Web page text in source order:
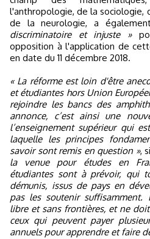
l'anthropologie, de la sociologie,
de la neurologie, a
discriminatoire et injuste »
opposition à l'application de
en date du 11 décembre 2018.
« La réforme est loin d'être
et étudiantes hors Union
rejoindre les bancs des
annonce, c’est ainsi une
l’enseignement supérieur qui
laquelle les principes
savoir sont remis en question »,
la venue pour études en
étudiantes sont à prévoir, qui
démunis, issus de pays en
pas les soutenir suffisamment.
libre et sans frontières, et ne
ceux qui peuvent payer
annuels pour apprendre et faire